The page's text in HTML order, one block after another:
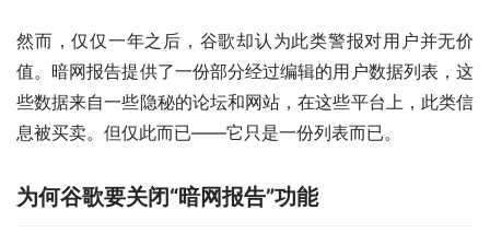
然而，仅仅一年之后，谷歌却认为此类警报对用户并无价
值。暗网报告提供了一份部分经过编辑的用户数据列表，这
些数据来自一些隐秘的论坛和网站，在这些平台上，此类信
息被买卖。但仅此而已——它只是一份列表而已。
为何谷歌要关闭“暗网报告”功能